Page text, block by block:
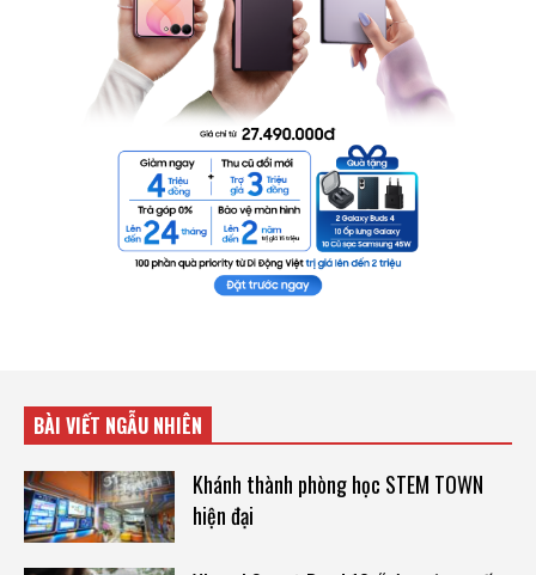
BÀI VIẾT NGẪU NHIÊN
Khánh thành phòng học STEM TOWN
hiện đại